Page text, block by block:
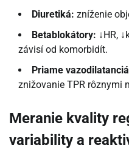
Diuretiká: zníženie
Betablokátory: ↓HR,
závisí od komorbidít.
Priame
znižovanie TPR rôznymi
Meranie kvality
variability a